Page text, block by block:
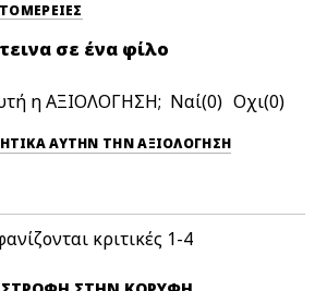
σε ένα φίλο
η ΑΞΙΟΛΟΓΗΣΗ; 0 0
ΕΠΙΣΗΜΆΝΕΤΕ ΑΡΝΗΤΙΚΆ ΑΥΤΉΝ ΤΗΝ ΑΞΙΟΛΟΓΗΣΗ
κριτικές 1-4